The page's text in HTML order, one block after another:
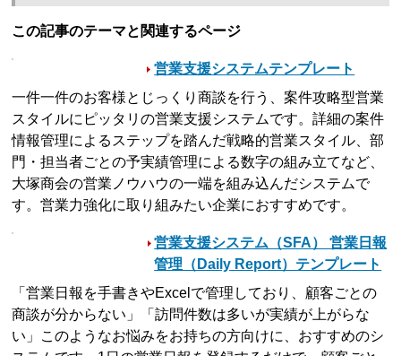
この記事のテーマと関連するページ
営業支援システムテンプレート
一件一件のお客様とじっくり商談を行う、案件攻略型営業
スタイルにピッタリの営業支援システムです。詳細の案件
情報管理によるステップを踏んだ戦略的営業スタイル、部
門・担当者ごとの予実績管理による数字の組み立てなど、
大塚商会の営業ノウハウの一端を組み込んだシステムで
す。営業力強化に取り組みたい企業におすすめです。
営業支援システム（SFA） 営業日報
管理（Daily Report）テンプレート
「営業日報を手書きやExcelで管理しており、顧客ごとの
商談が分からない」「訪問件数は多いが実績が上がらな
い」このようなお悩みをお持ちの方向けに、おすすめのシ